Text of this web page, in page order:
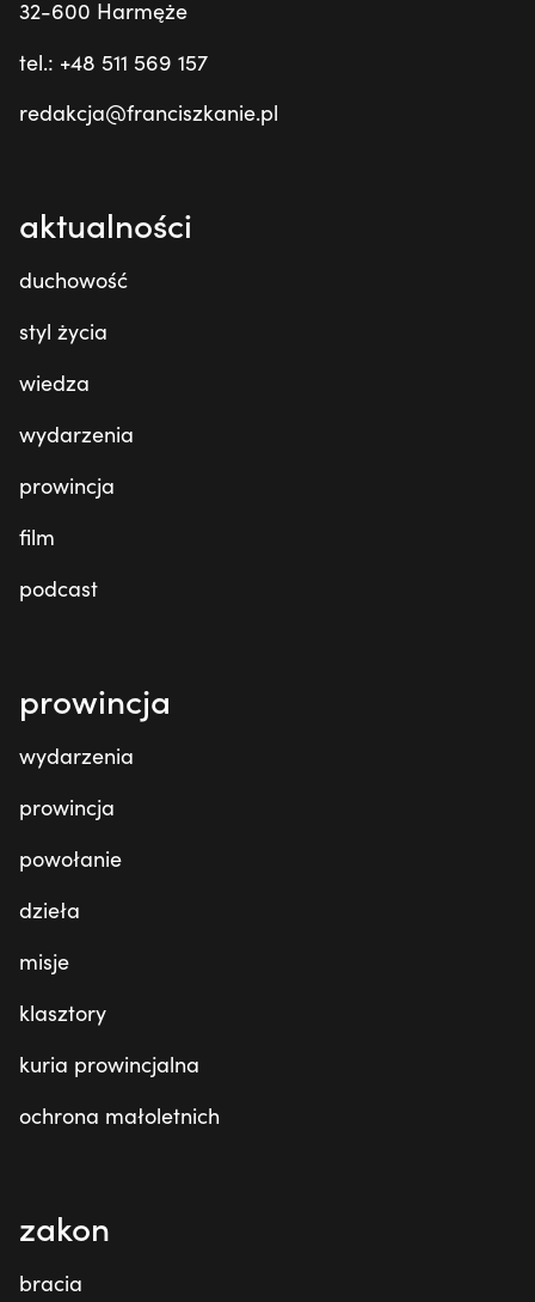
32-600 Harmęże
tel.: +48 511 569 157
redakcja@franciszkanie.pl
aktualności
duchowość
styl życia
wiedza
wydarzenia
prowincja
film
podcast
prowincja
wydarzenia
prowincja
powołanie
dzieła
misje
klasztory
kuria prowincjalna
ochrona małoletnich
zakon
bracia